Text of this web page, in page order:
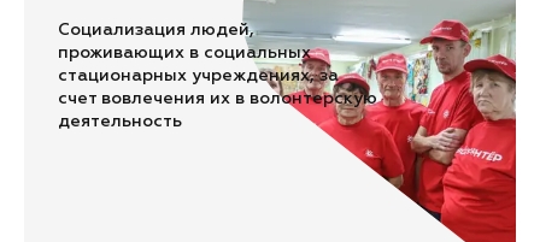
Социализация людей,
проживающих в социальных
стационарных учреждениях, за
счет вовлечения их в волонтерскую
деятельность